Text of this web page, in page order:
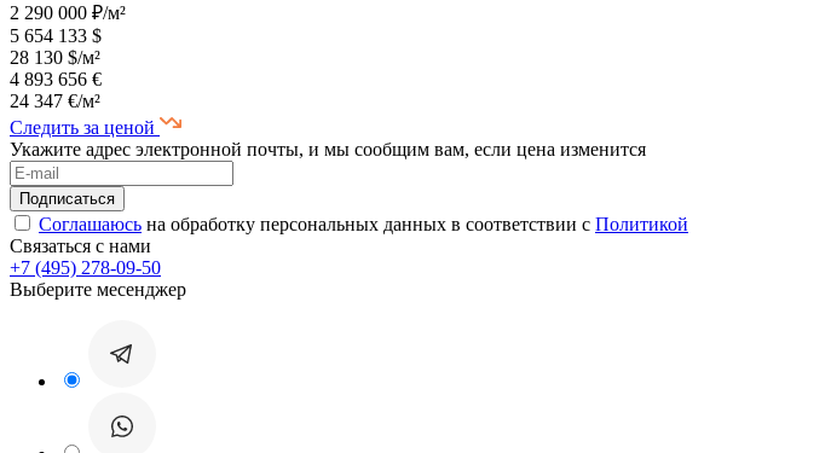
2 290 000 ₽/м²
5 654 133 $
28 130 $/м²
4 893 656 €
24 347 €/м²
Следить за ценой
Укажите адрес электронной почты, и мы сообщим вам, если цена изменится
Соглашаюсь на обработку персональных данных в соответствии с Политикой
Связаться с нами
+7 (495) 278-09-50
Выберите месенджер